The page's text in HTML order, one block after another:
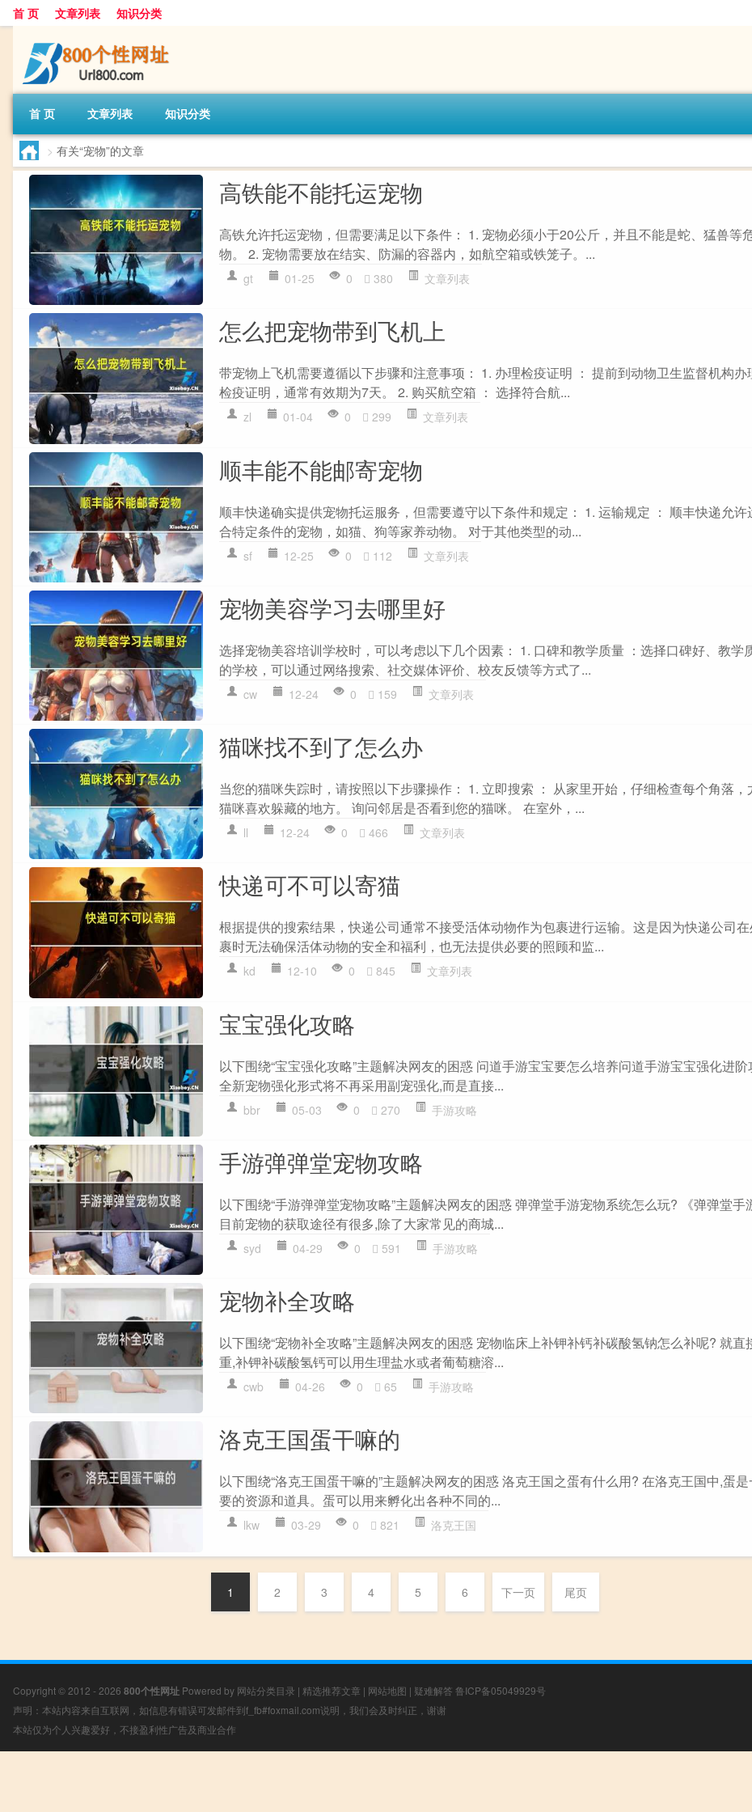
首 页 文章列表 知识分类
首 页 文章列表 知识分类
> 有关“宠物”的文章
高铁能不能托运宠物
高铁允许托运宠物，但需要满足以下条件： 1. 宠物必须小于20公斤，并且不能是蛇、猛兽等
物。 2. 宠物需要放在结实、防漏的容器内，如航空箱或铁笼子。...
gt 01-25 0 380 文章列表
怎么把宠物带到飞机上
带宠物上飞机需要遵循以下步骤和注意事项： 1. 办理检疫证明 ： 提前到动物卫生监督机构办
检疫证明，通常有效期为7天。 2. 购买航空箱 ： 选择符合航...
zl 01-04 0 299 文章列表
顺丰能不能邮寄宠物
顺丰快递确实提供宠物托运服务，但需要遵守以下条件和规定： 1. 运输规定 ： 顺丰快递允许
合特定条件的宠物，如猫、狗等家养动物。 对于其他类型的动...
sf 12-25 0 112 文章列表
宠物美容学习去哪里好
选择宠物美容培训学校时，可以考虑以下几个因素： 1. 口碑和教学质量 ：选择口碑好、教学
的学校，可以通过网络搜索、社交媒体评价、校友反馈等方式了...
cw 12-24 0 159 文章列表
猫咪找不到了怎么办
当您的猫咪失踪时，请按照以下步骤操作： 1. 立即搜索 ： 从家里开始，仔细检查每个角落，
猫咪喜欢躲藏的地方。 询问邻居是否看到您的猫咪。 在室外，...
ll 12-24 0 466 文章列表
快递可不可以寄猫
根据提供的搜索结果，快递公司通常不接受活体动物作为包裹进行运输。这是因为快递公司
裹时无法确保活体动物的安全和福利，也无法提供必要的照顾和监...
kd 12-10 0 845 文章列表
宝宝强化攻略
以下围绕“宝宝强化攻略”主题解决网友的困惑 问道手游宝宝要怎么培养问道手游宝宝强化进阶
全新宠物强化形式将不再采用副宠强化,而是直接...
bbr 05-03 0 270 手游攻略
手游弹弹堂宠物攻略
以下围绕“手游弹弹堂宠物攻略”主题解决网友的困惑 弹弹堂手游宠物系统怎么玩? 《弹弹堂手
目前宠物的获取途径有很多,除了大家常见的商城...
syd 04-29 0 591 手游攻略
宠物补全攻略
以下围绕“宠物补全攻略”主题解决网友的困惑 宠物临床上补钾补钙补碳酸氢钠怎么补呢? 就直
重,补钾补碳酸氢钙可以用生理盐水或者葡萄糖溶...
cwb 04-26 0 65 手游攻略
洛克王国蛋干嘛的
以下围绕“洛克王国蛋干嘛的”主题解决网友的困惑 洛克王国之蛋有什么用? 在洛克王国中,蛋
要的资源和道具。蛋可以用来孵化出各种不同的...
lkw 03-29 0 821 洛克王国
1 2 3 4 5 6 下一页 尾页
Copyright © 2012 - 2026 800个性网址 Powered by 网站分类目录 | 精选推荐文章 | 网站地图 | 疑难解答 鲁ICP备05049929号
声明：本站内容来自互联网，如信息有错误可发邮件到f_fb#foxmail.com说明，我们会及时纠正，谢谢
本站仅为个人兴趣爱好，不接盈利性广告及商业合作